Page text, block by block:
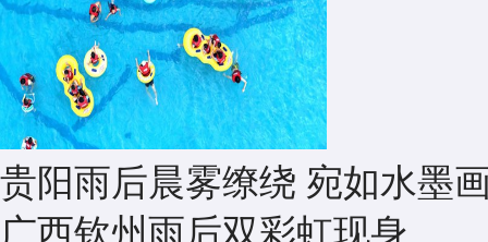
贵阳雨后晨雾缭绕 宛如水墨
广西钦州雨后双彩虹现身